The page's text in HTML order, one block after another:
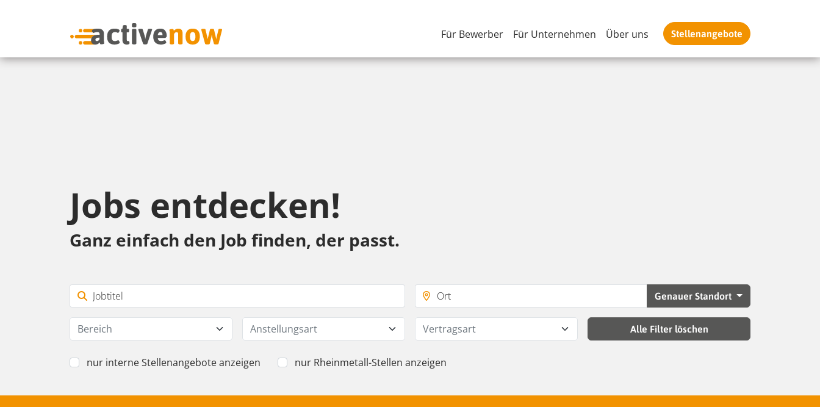
Für Bewerber Für Unternehmen Über uns Stellenangebote
Jobs entdecken!
Ganz einfach den Job finden, der passt.
Genauer Standort
Bereich Anstellungsart Vertragsart Alle Filter löschen
nur interne Stellenangebote anzeigen nur Rheinmetall-Stellen anzeigen